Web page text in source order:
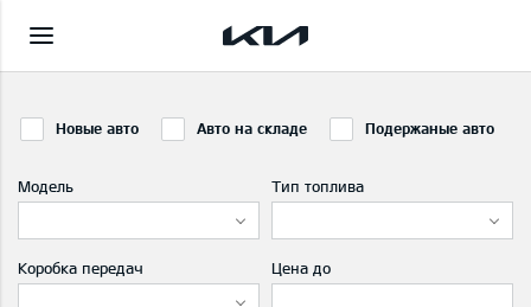
Новые авто Авто на складе Подержаные авто
Модель Тип топлива
Коробка передач Цена до